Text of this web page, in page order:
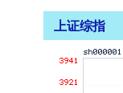
上证综指